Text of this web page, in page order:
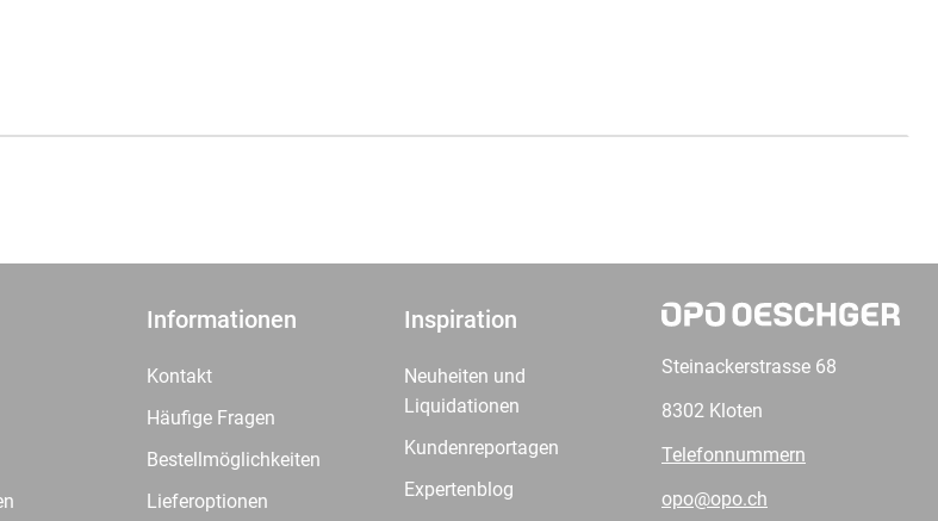
Informationen
Kontakt
Häufige Fragen
Bestellmöglichkeiten
Lieferoptionen
Inspiration
Neuheiten und
Liquidationen
Kundenreportagen
Expertenblog
Steinackerstrasse 68
8302 Kloten
Telefonnummern
opo@opo.ch